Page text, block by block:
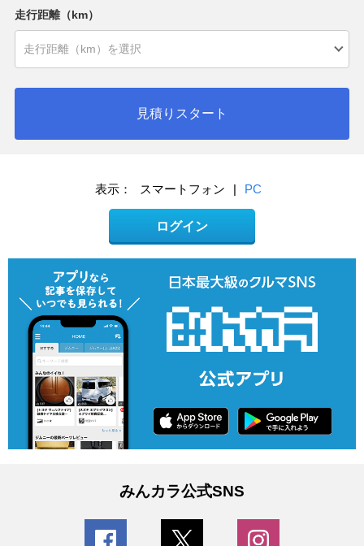
走行距離（km）
見積りスタート
表示： スマートフォン | PC
ログイン
みんカラ公式SNS